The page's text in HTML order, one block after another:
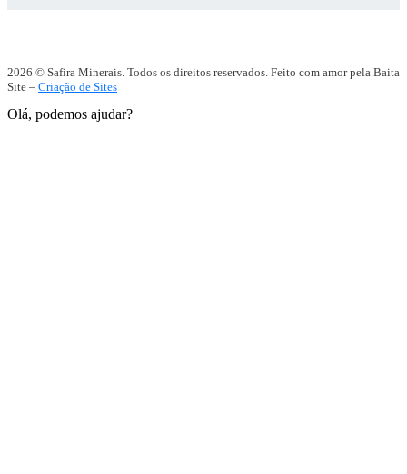
2026 © Safira Minerais. Todos os direitos reservados. Feito com amor pela Baita
Site – Criação de Sites
Olá, podemos ajudar?